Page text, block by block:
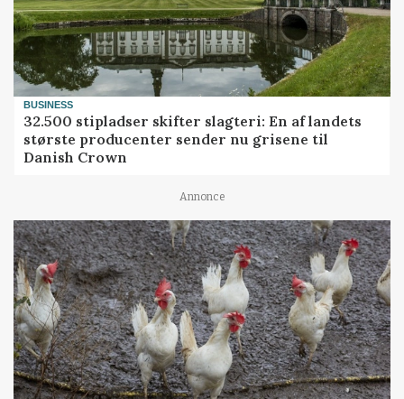
BUSINESS
32.500 stipladser skifter slagteri: En af landets
største producenter sender nu grisene til
Danish Crown
Annonce